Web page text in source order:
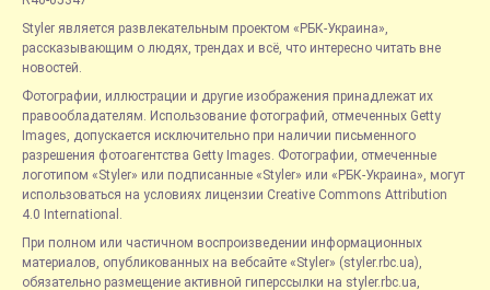
Styler является развлекательным проектом «РБК-Украина»,
рассказывающим о людях, трендах и всё, что интересно читать вне
новостей.
Фотографии, иллюстрации и другие изображения принадлежат их
правообладателям. Использование фотографий, отмеченных Getty
Images, допускается исключительно при наличии письменного
разрешения фотоагентства Getty Images. Фотографии, отмеченные
логотипом «Styler» или подписанные «Styler» или «РБК-Украина», могут
использоваться на условиях лицензии Creative Commons Attribution
4.0 International.
При полном или частичном воспроизведении информационных
материалов, опубликованных на вебсайте «Styler» (styler.rbc.ua),
обязательно размещение активной гиперссылки на styler.rbc.ua,